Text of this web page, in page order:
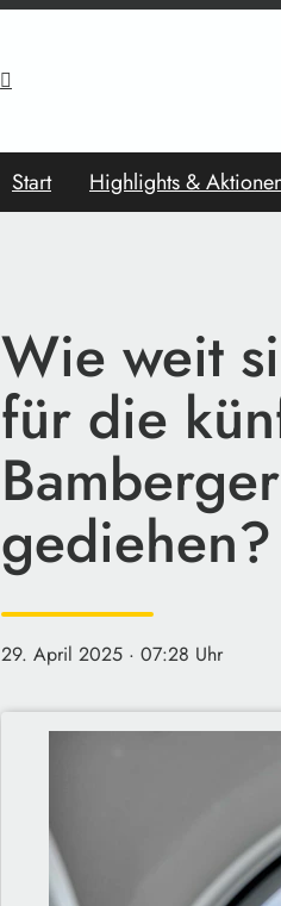
Start Highlights &
Wie weit
für die
gediehen?
29. April 2025 · 07:28 Uhr